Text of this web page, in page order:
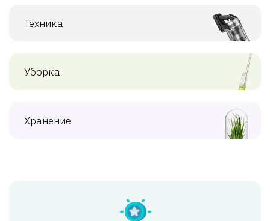
Техника
Уборка
Хранение